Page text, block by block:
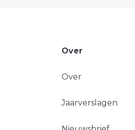
Over
Over
Jaarverslagen